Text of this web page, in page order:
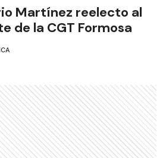
Martínez reelecto al
de la CGT Formosa